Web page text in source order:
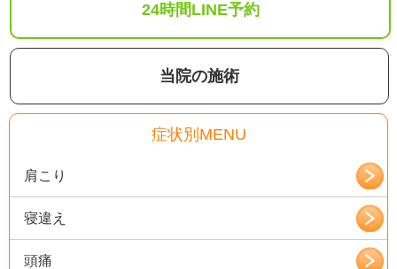
24時間LINE予約
当院の施術
症状別MENU
肩こり
寝違え
頭痛